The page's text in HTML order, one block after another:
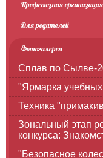
Профсоюзная организация
Для родителей
Фотогалерея
Сплав по Сылве-
"Ярмарка
Техника
Зональный этап
конкурса:
"Безопасное